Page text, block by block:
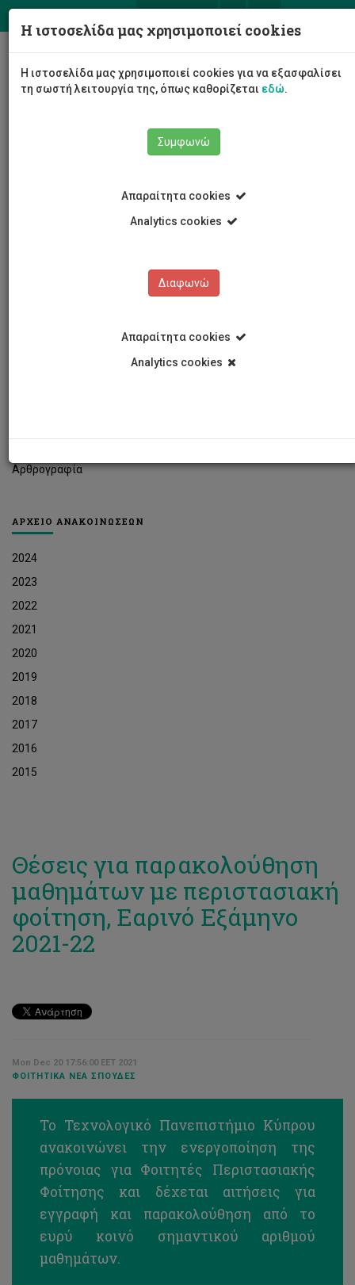
Αρθρογραφία
ΑΡΧΕΙΟ ΑΝΑΚΟΙΝΩΣΕΩΝ
2024
2023
2022
2021
2020
2019
2018
2017
2016
2015
Θέσεις για παρακολούθηση
μαθημάτων με περιστασιακή
φοίτηση, Εαρινό Εξάμηνο
2021-22
Mon Dec 20 17:56:00 EET 2021
ΦΟΙΤΗΤΙΚΆ ΝΈΑ ΣΠΟΥΔΈΣ
Το Τεχνολογικό Πανεπιστήμιο Κύπρου
ανακοινώνει την ενεργοποίηση της
πρόνοιας για Φοιτητές Περιστασιακής
Φοίτησης και δέχεται αιτήσεις για
εγγραφή και παρακολούθηση από το
ευρύ κοινό σημαντικού αριθμού
μαθημάτων.
Η ιστοσελίδα μας χρησιμοποιεί cookies
Η ιστοσελίδα μας χρησιμοποιεί cookies για να εξασφαλίσει
τη σωστή λειτουργία της, όπως καθορίζεται εδώ.
Συμφωνώ
Απαραίτητα cookies
Analytics cookies
Διαφωνώ
Απαραίτητα cookies
Analytics cookies